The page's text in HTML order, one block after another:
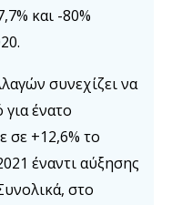
και -80%
συνεχίζει να
ένατο
σε +12,6% το
έναντι αύξησης
στο